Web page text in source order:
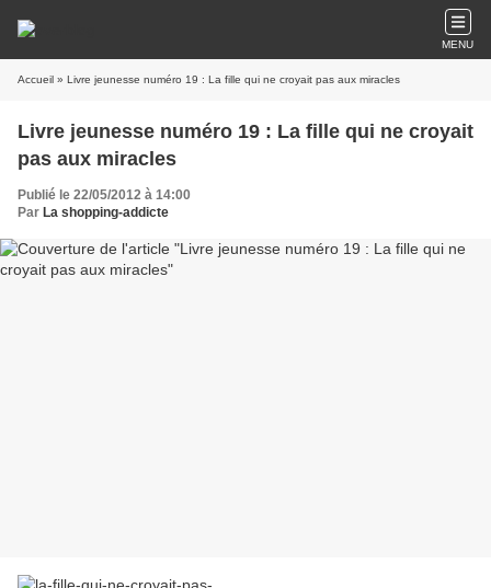
MENU
Accueil » Livre jeunesse numéro 19 : La fille qui ne croyait pas aux miracles
Livre jeunesse numéro 19 : La fille qui ne croyait
pas aux miracles
Publié le 22/05/2012 à 14:00
Par La shopping-addicte